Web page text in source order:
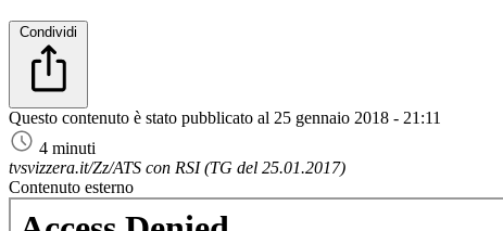
Condividi
Questo contenuto è stato pubblicato al 25 gennaio 2018 - 21:11
4 minuti
tvsvizzera.it/Zz/ATS con RSI (TG del 25.01.2017)
Contenuto esterno